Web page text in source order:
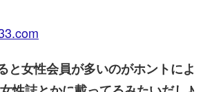
と女性会員が多いのがホントによ